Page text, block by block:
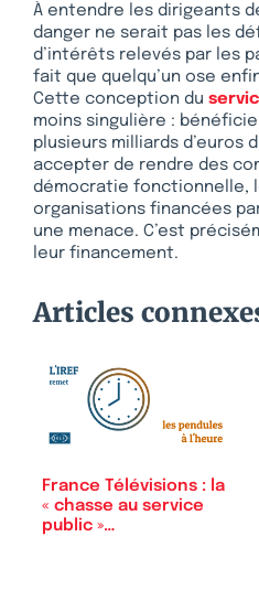
À entendre les dirigeants
danger ne serait pas les
d’intérêts relevés par les
fait que quelqu’un ose
Cette conception du
moins singulière :
plusieurs milliards d’euros
accepter de rendre des
démocratie fonctionnelle,
organisations financées
une menace. C’est
leur financement.
Articles
France Télévisions : la
« chasse au service
public »…